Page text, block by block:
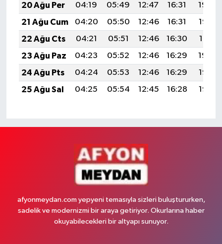
20 Ağu Per
04:19 05:49 12:47 16:31
19:34
21 Ağu Cum
04:20 05:50 12:46 16:31
19:33
22 Ağu Cts
04:21 05:51 12:46 16:30
19:31
23 Ağu Paz
04:23 05:52 12:46 16:29
19:30
24 Ağu Pts
04:24 05:53 12:46 16:29
19:28
25 Ağu Sal
04:25 05:54 12:45 16:28 19:27
afyonmeydan.com yepyeni temasıyla sizleri buluştururken,
sadelik ve modernizmi bir araya getiriyor. Okurlarına haber
okuyabilecekleri bir altyapı sunuyor.